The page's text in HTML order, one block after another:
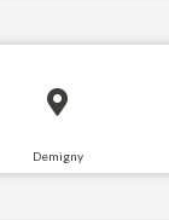
Demigny